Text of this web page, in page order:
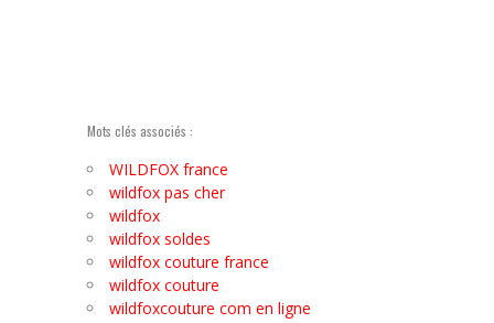
Mots clés associés :
WILDFOX france
wildfox pas cher
wildfox
wildfox soldes
wildfox couture france
wildfox couture
wildfoxcouture com en ligne